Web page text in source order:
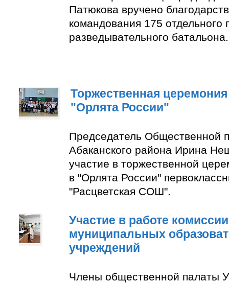
Патюкова вручено
командования 175 отдельного
разведывательного батальона.
Торжественная
"Орлята России"
Председатель Общественной
Абаканского района Ирина
участие в торжественной
в "Орлята России"
"Расцветская СОШ".
Участие в работе
муниципальных
учреждений
Члены общественной палаты